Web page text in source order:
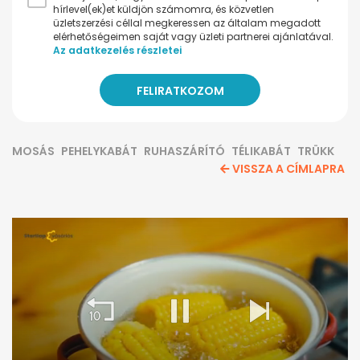
hírlevel(ek)et küldjön számomra, és közvetlen
üzletszerzési céllal megkeressen az általam megadott
elérhetőségeimen saját vagy üzleti partnerei ajánlatával.
Az adatkezelés részletei
MOSÁS PEHELYKABÁT RUHASZÁRÍTÓ TÉLIKABÁT TRÜKK
VISSZA A CÍMLAPRA